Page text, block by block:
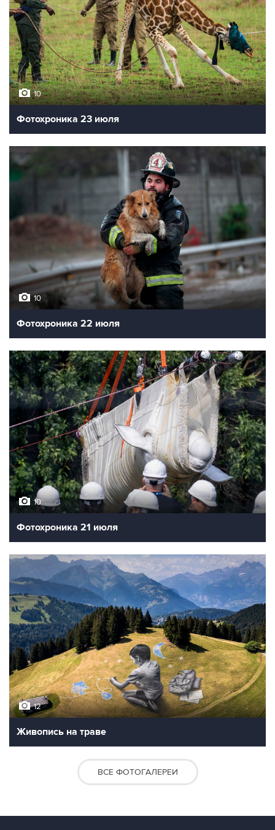
10
Фотохроника 23 июля
10
Фотохроника 22 июля
10
Фотохроника 21 июля
12
Живопись на траве
ВСЕ ФОТОГАЛЕРЕИ